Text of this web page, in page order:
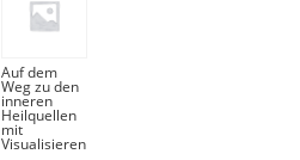
Auf dem
Weg zu den
inneren
Heilquellen
mit
Visualisieren